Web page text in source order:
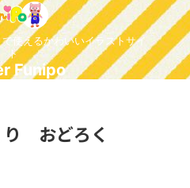
使えるかわいいイラストサイ
ト
Funipo
おどろく